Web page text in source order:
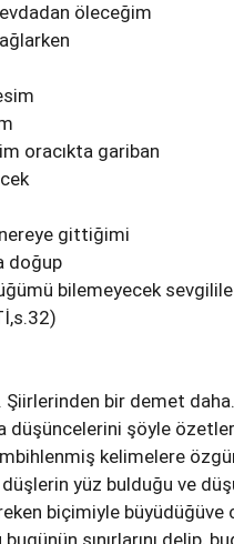
öleceğim
ağlarken
oracıkta gariban
gittiğimi
doğup
bilemeyecek
Şiirlerinden bir demet
düşüncelerini şöyle özetler
kelimelere
düşlerin yüz bulduğu ve
biçimiyle büyüdüğüve
sınırlarını delip,